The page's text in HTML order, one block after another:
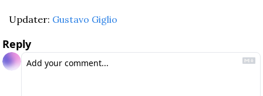
Updater: Gustavo Giglio
Reply